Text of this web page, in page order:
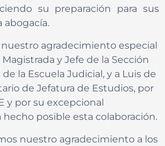
su preparación para sus
abogacía.
agradecimiento especial
Magistrada y Jefe de la Sección
la Escuela Judicial, y a Luis de
de Jefatura de Estudios, por
y por su excepcional
posible esta colaboración.
nuestro agradecimiento a los